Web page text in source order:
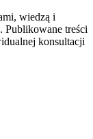
wiedzą i
Publikowane treści
konsultacji